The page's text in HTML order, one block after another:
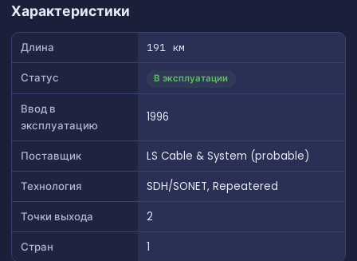
Характеристики
Длина 191 км
Статус В эксплуатации
Ввод в
эксплуатацию
1996
Поставщик
LS Cable & System (probable)
Технология
SDH/SONET, Repeatered
Точки выхода
2
Стран
1